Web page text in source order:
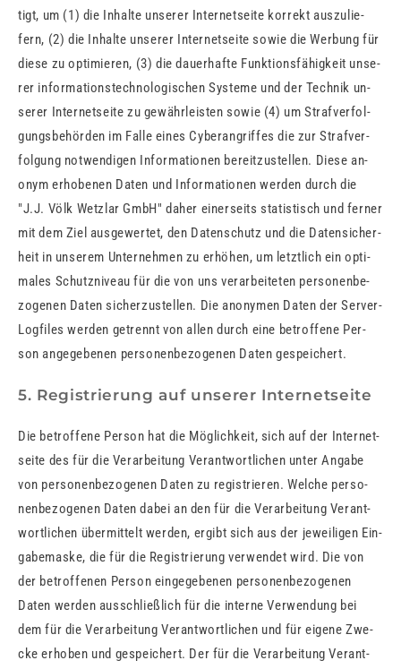
tigt, um (1) die In­hal­te un­se­rer In­ter­net­sei­te kor­rekt aus­zu­lie­
fern, (2) die In­hal­te un­se­rer In­ter­net­sei­te sowie die Wer­bung für
diese zu op­ti­mie­ren, (3) die dau­er­haf­te Funk­ti­ons­fä­hig­keit un­se­
rer in­for­ma­ti­ons­tech­no­lo­gi­schen Sys­te­me und der Tech­nik un­
se­rer In­ter­net­sei­te zu ge­währ­leis­ten sowie (4) um Straf­ver­fol­
gungs­be­hör­den im Falle eines Cy­ber­an­grif­fes die zur Straf­ver­
fol­gung not­wen­di­gen In­for­ma­tio­nen be­reit­zu­stel­len. Diese an­
onym er­ho­be­nen Daten und In­for­ma­tio­nen wer­den durch die
"J.J. Völk Wetzlar GmbH" daher ei­ner­seits sta­tis­tisch und fer­ner
mit dem Ziel aus­ge­wer­tet, den Da­ten­schutz und die Da­ten­si­cher­
heit in un­se­rem Un­ter­neh­men zu er­hö­hen, um letzt­lich ein op­ti­
ma­les Schutz­ni­veau für die von uns ver­ar­bei­te­ten per­so­nen­be­
zo­ge­nen Daten si­cher­zu­stel­len. Die an­ony­men Daten der Ser­ver-
Log­files wer­den ge­trennt von allen durch eine be­trof­fe­ne Per­
son an­ge­ge­be­nen per­so­nen­be­zo­ge­nen Daten ge­spei­chert.
5. Registrierung auf unserer Internetseite
Die be­trof­fe­ne Per­son hat die Mög­lich­keit, sich auf der In­ter­net­
sei­te des für die Ver­ar­bei­tung Ver­ant­wort­li­chen unter An­ga­be
von per­so­nen­be­zo­ge­nen Daten zu re­gis­trie­ren. Wel­che per­so­
nen­be­zo­ge­nen Daten dabei an den für die Ver­ar­bei­tung Ver­ant­
wort­li­chen über­mit­telt wer­den, er­gibt sich aus der je­wei­li­gen Ein­
ga­be­mas­ke, die für die Re­gis­trie­rung ver­wen­det wird. Die von
der be­trof­fe­nen Per­son ein­ge­ge­be­nen per­so­nen­be­zo­ge­nen
Daten wer­den aus­schließ­lich für die in­ter­ne Ver­wen­dung bei
dem für die Ver­ar­bei­tung Ver­ant­wort­li­chen und für ei­ge­ne Zwe­
cke er­ho­ben und ge­spei­chert. Der für die Ver­ar­bei­tung Ver­ant­